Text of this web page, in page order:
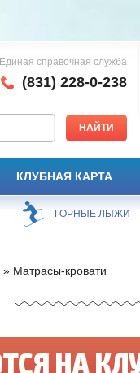
Единая справочная служба
(831) 228-0-238
КЛУБНАЯ КАРТА
ГОРНЫЕ ЛЫЖИ
» Матрасы-кровати